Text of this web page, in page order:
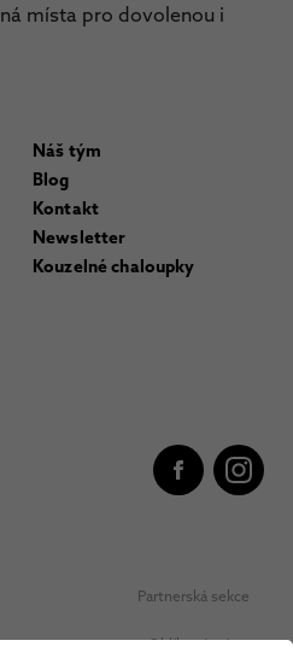
místa pro dovolenou i
Náš tým
Blog
Kontakt
Newsletter
Kouzelné chaloupky
Partnerská sekce
Oblíbená místa